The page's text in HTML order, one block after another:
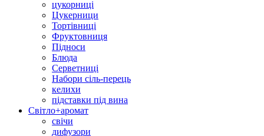
цукорниці
Цукерници
Тортівниці
Фруктовниця
Підноси
Блюда
Серветниці
Набори сіль-перець
келихи
підставки під вина
Світло+аромат
свічи
дифузори